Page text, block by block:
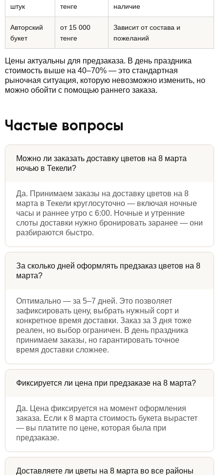
штук
тенге
наличие
Авторский
букет
от 15 000
тенге
Зависит от состава и
пожеланий
Цены актуальны для предзаказа. В день праздника
стоимость выше на 40–70% — это стандартная
рыночная ситуация, которую невозможно изменить, но
можно обойти с помощью раннего заказа.
Частые вопросы
Можно ли заказать доставку цветов на 8 марта
ночью в Текели?
Да. Принимаем заказы на доставку цветов на 8
марта в Текели круглосуточно — включая ночные
часы и раннее утро с 6:00. Ночные и утренние
слоты доставки нужно бронировать заранее — они
разбираются быстро.
За сколько дней оформлять предзаказ цветов на 8
марта?
Оптимально — за 5–7 дней. Это позволяет
зафиксировать цену, выбрать нужный сорт и
конкретное время доставки. Заказ за 3 дня тоже
реален, но выбор ограничен. В день праздника
принимаем заказы, но гарантировать точное
время доставки сложнее.
Фиксируется ли цена при предзаказе на 8 марта?
Да. Цена фиксируется на момент оформления
заказа. Если к 8 марта стоимость букета вырастет
— вы платите по цене, которая была при
предзаказе.
Доставляете ли цветы на 8 марта во все районы